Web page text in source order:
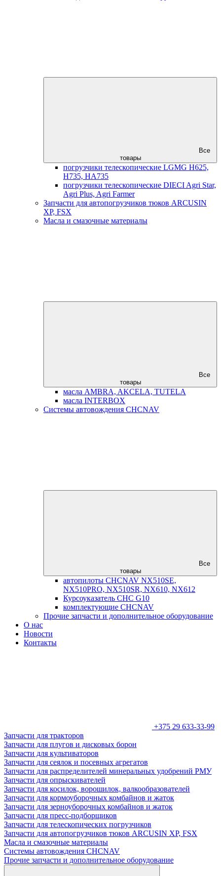
Все
товары
погрузчики телескопические LGMG H625,
H735, HA735
погрузчики телескопические DIECI Agri Star,
Agri Plus, Agri Farmer
Запчасти для автопогрузчиков тюков ARCUSIN
XP, FSX
Масла и смазочные материалы
Все
товары
масла AMBRA, AKCELA, TUTELA
масла INTERBOX
Системы автовождения CHCNAV
Все
товары
автопилоты CHCNAV NX510SE,
NX510PRO, NX510SR, NX610, NX612
Курсоуказатель CHC G10
комплектующие CHCNAV
Прочие запчасти и дополнительное оборудование
О нас
Новости
Контакты
+375 29 633-33-99
Запчасти для тракторов
Запчасти для плугов и дисковых борон
Запчасти для культиваторов
Запчасти для сеялок и посевных агрегатов
Запчасти для распределителей минеральных удобрений РМУ
Запчасти для опрыскивателей
Запчасти для косилок, ворошилок, валкообразователей
Запчасти для кормоуборочных комбайнов и жаток
Запчасти для зерноуборочных комбайнов и жаток
Запчасти для пресс-подборщиков
Запчасти для телескопических погрузчиков
Запчасти для автопогрузчиков тюков ARCUSIN XP, FSX
Масла и смазочные материалы
Системы автовождения CHCNAV
Прочие запчасти и дополнительное оборудование